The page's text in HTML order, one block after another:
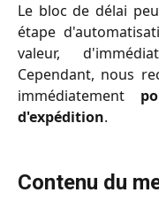
Le bloc de délai
étape
valeur,
Cependant, nous
immédiatement
d'expédition.
Contenu du